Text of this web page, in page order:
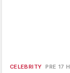
CELEBRITY PRE 17 H